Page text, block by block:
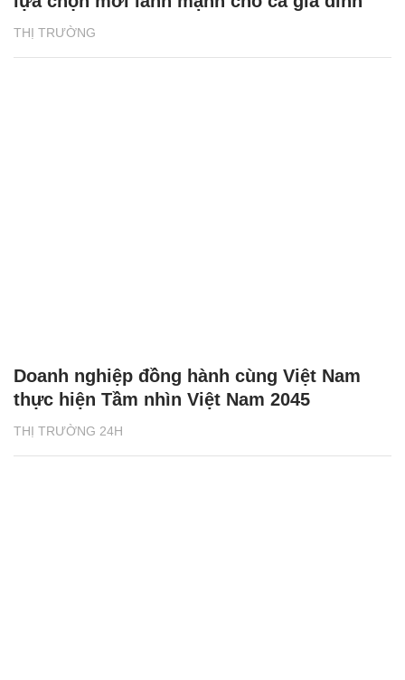
THỊ TRƯỜNG
THỊ TRƯỜNG 24H
Doanh nghiệp đồng hành cùng Việt Nam
thực hiện Tầm nhìn Việt Nam 2045